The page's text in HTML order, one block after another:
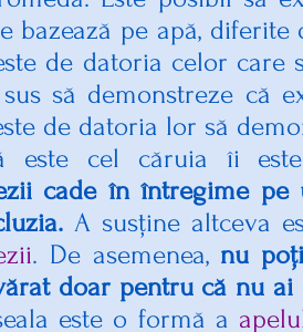
bazează pe apă,
de datoria celor care
să demonstreze că
de datoria lor să
este cel căruia îi
cade în întregime pe
A susține altceva
. De asemenea, nu
doar pentru că nu
este o formă a